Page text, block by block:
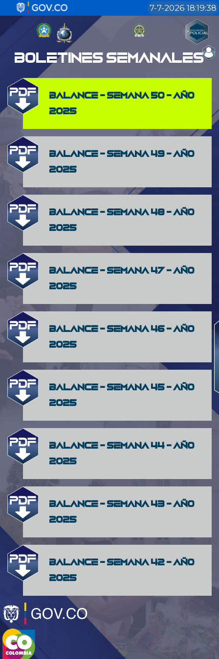
Pasar al contenido principal 7-7-2026 18:19:38
BOLETINES SEMANALES
Balance - Semana 50 - Año
2025
Balance - Semana 49 - Año
2025
Balance - Semana 48 - Año
2025
Balance - Semana 47 - Año
2025
Balance - Semana 46 - Año
2025
Balance - Semana 45 - Año
2025
Balance - Semana 44 - Año
2025
Balance - Semana 43 - Año
2025
Balance - Semana 42 - Año
2025